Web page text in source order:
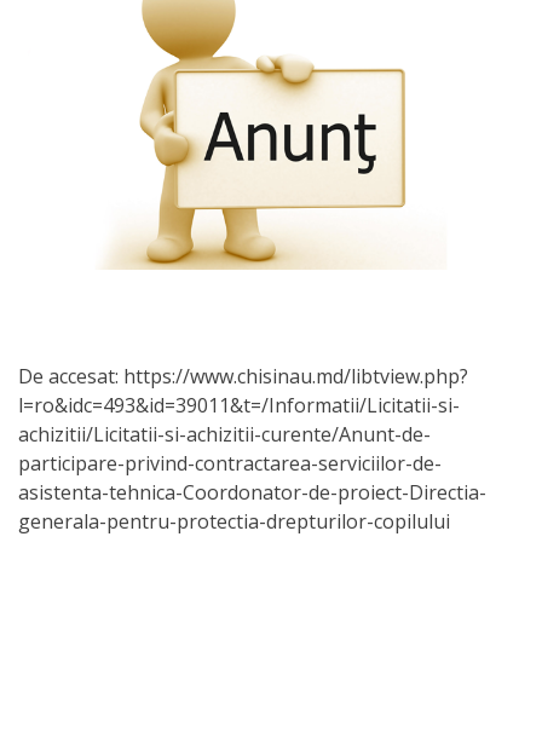
Planuri
activitate
Parteneriate
Proiecte
activitate
Transparență
Achiziții
De accesat: https://www.chisinau.md/libtview.php?
l=ro&idc=493&id=39011&t=/Informatii/Licitatii-si-
achizitii/Licitatii-si-achizitii-curente/Anunt-de-
participare-privind-contractarea-serviciilor-de-
asistenta-tehnica-Coordonator-de-proiect-Directia-
generala-pentru-protectia-drepturilor-copilului